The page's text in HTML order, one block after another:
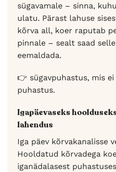
sügavamale – sinna,
ulatu. Pärast lahuse
kõrva all, koer raputab
pinnale – sealt saad
eemaldada.
👉 sügavpuhastus, mis
puhastus.
Igapäevaseks
lahendus
Iga päev kõrvakanalisse
Hooldatud kõrvadega
iganädalasest